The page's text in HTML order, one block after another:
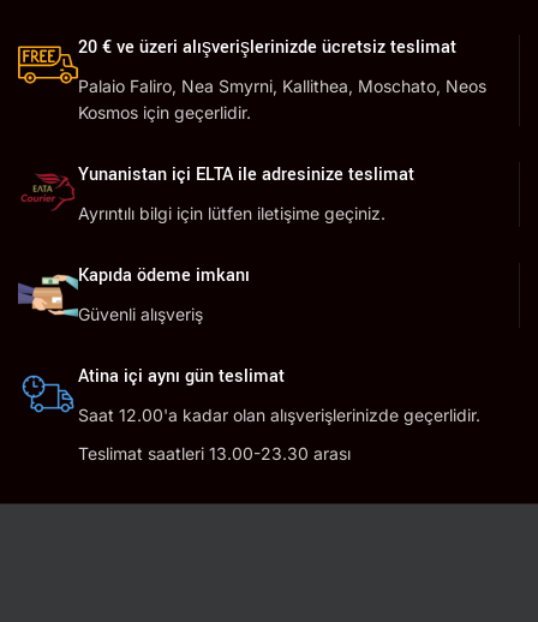
20 € ve üzeri alışverişlerinizde ücretsiz teslimat
Palaio Faliro, Nea Smyrni, Kallithea, Moschato, Neos
Kosmos için geçerlidir.
Yunanistan içi ELTA ile adresinize teslimat
Ayrıntılı bilgi için lütfen iletişime geçiniz.
Kapıda ödeme imkanı
Güvenli alışveriş
Atina içi aynı gün teslimat
Saat 12.00'a kadar olan alışverişlerinizde geçerlidir.
Teslimat saatleri 13.00-23.30 arası